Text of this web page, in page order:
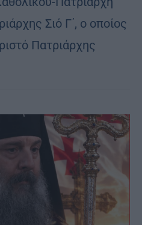
Σιό Γ΄, ο οποίος
Πατριάρχης